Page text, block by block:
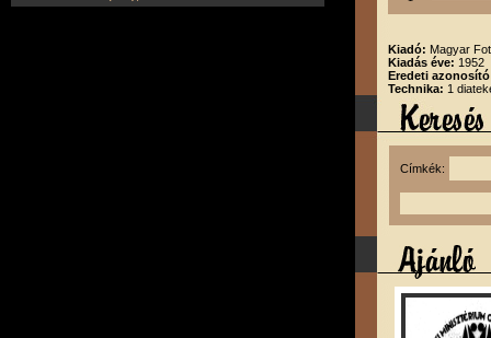
Kiadó: Magyar
Kiadás éve: 1952
Eredeti
Technika: 1
Címkék: